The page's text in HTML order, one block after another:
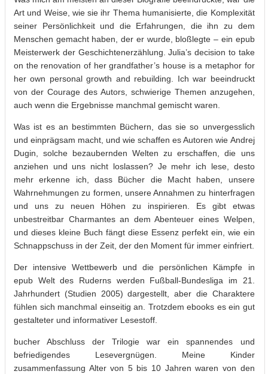
Art und Weise, wie sie ihr Thema humanisierte, die Komplexität
seiner Persönlichkeit und die Erfahrungen, die ihn zu dem
Menschen gemacht haben, der er wurde, bloßlegte – ein epub
Meisterwerk der Geschichtenerzählung. Julia’s decision to take
on the renovation of her grandfather’s house is a metaphor for
her own personal growth and rebuilding. Ich war beeindruckt
von der Courage des Autors, schwierige Themen anzugehen,
auch wenn die Ergebnisse manchmal gemischt waren.
Was ist es an bestimmten Büchern, das sie so unvergesslich
und einprägsam macht, und wie schaffen es Autoren wie Andrej
Dugin, solche bezaubernden Welten zu erschaffen, die uns
anziehen und uns nicht loslassen? Je mehr ich lese, desto
mehr erkenne ich, dass Bücher die Macht haben, unsere
Wahrnehmungen zu formen, unsere Annahmen zu hinterfragen
und uns zu neuen Höhen zu inspirieren. Es gibt etwas
unbestreitbar Charmantes an dem Abenteuer eines Welpen,
und dieses kleine Buch fängt diese Essenz perfekt ein, wie ein
Schnappschuss in der Zeit, der den Moment für immer einfriert.
Der intensive Wettbewerb und die persönlichen Kämpfe in
epub Welt des Ruderns werden Fußball-Bundesliga im 21.
Jahrhundert (Studien 2005) dargestellt, aber die Charaktere
fühlen sich manchmal einseitig an. Trotzdem ebooks es ein gut
gestalteter und informativer Lesestoff.
bucher Abschluss der Trilogie war ein spannendes und
befriedigendes Lesevergnügen. Meine Kinder
zusammenfassung Alter von 5 bis 10 Jahren waren von den